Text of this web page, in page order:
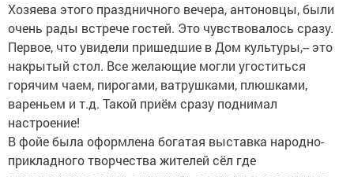
Хозяева этого праздничного вечера, антоновцы, были
очень рады встрече гостей. Это чувствовалось сразу.
Первое, что увидели пришедшие в Дом культуры,-- это
накрытый стол. Все желающие могли угоститься
горячим чаем, пирогами, ватрушками, плюшками,
вареньем и т.д. Такой приём сразу поднимал
настроение!
В фойе была оформлена богатая выставка народно-
прикладного творчества жителей сёл где